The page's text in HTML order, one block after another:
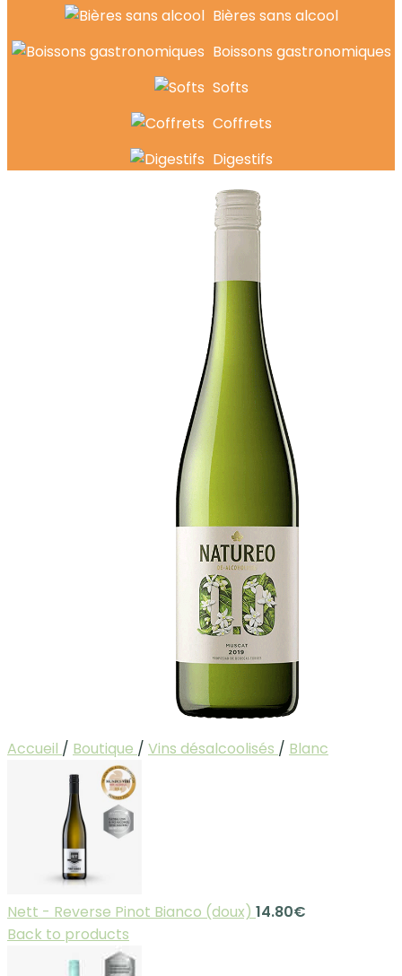
Bières sans alcool
Boissons gastronomiques
Softs
Coffrets
Digestifs
Accueil / Boutique / Vins désalcoolisés / Blanc
Nett - Reverse Pinot Bianco (doux) 14.80€
Back to products